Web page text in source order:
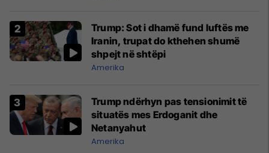
Trump: Sot i dhamë fund luftës me
Iranin, trupat do kthehen shumë
shpejt në shtëpi
Amerika
Trump ndërhyn pas tensionimit të
situatës mes Erdoganit dhe
Netanyahut
Amerika